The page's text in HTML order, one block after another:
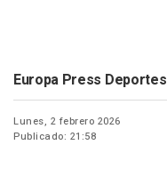
Europa Press Deportes
Lunes, 2 febrero 2026
Publicado: 21:58